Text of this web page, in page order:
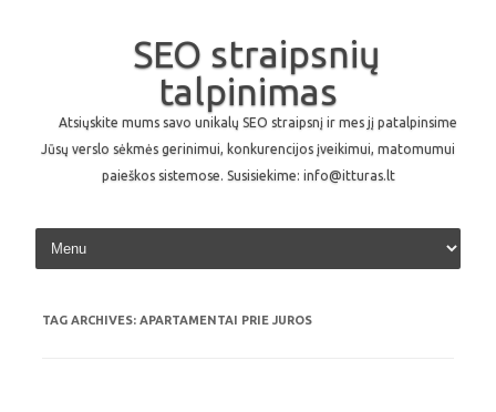
SEO straipsnių
talpinimas
Atsiųskite mums savo unikalų SEO straipsnį ir mes jį patalpinsime
Jūsų verslo sėkmės gerinimui, konkurencijos įveikimui, matomumui
paieškos sistemose. Susisiekime: info@itturas.lt
Skip to content
TAG ARCHIVES: APARTAMENTAI PRIE JUROS